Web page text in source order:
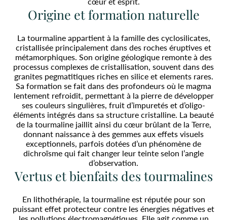
Origine et formation naturelle
La tourmaline appartient à la famille des cyclosilicates,
cristallisée principalement dans des roches éruptives et
métamorphiques. Son origine géologique remonte à des
processus complexes de cristallisation, souvent dans des
granites pegmatitiques riches en silice et elements rares.
Sa formation se fait dans des profondeurs où le magma
lentement refroidit, permettant à la pierre de développer
ses couleurs singulières, fruit d’impuretés et d’oligo-
éléments intégrés dans sa structure cristalline. La beauté
de la tourmaline jaillit ainsi du cœur brûlant de la Terre,
donnant naissance à des gemmes aux effets visuels
exceptionnels, parfois dotées d’un phénomène de
dichroïsme qui fait changer leur teinte selon l’angle
d’observation.
Vertus et bienfaits des tourmalines
En lithothérapie, la tourmaline est réputée pour son
puissant effet protecteur contre les énergies négatives et